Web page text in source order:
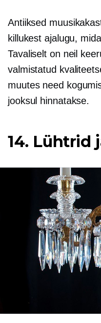
Antiiksed
killukest ajalugu,
Tavaliselt on neil
valmistatud
muutes need
jooksul hinnatakse.
14. Lühtrid